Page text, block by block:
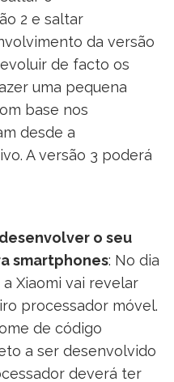
2 e saltar
da versão
de facto os
uma pequena
base nos
desde a
A versão 3 poderá
o seu
smartphones: No dia
Xiaomi vai revelar
processador móvel.
de código
a ser desenvolvido
deverá ter